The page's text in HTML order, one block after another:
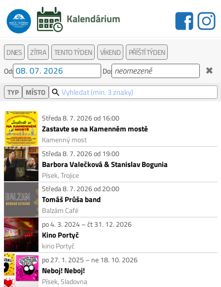
Kalendárium
DNES ZÍTRA TENTO TÝDEN VÍKEND
PŘÍŠTÍ TÝDEN
Od:
Do: ✖
TYP MÍSTO
Středa 8. 7. 2026 od 16:00
Zastavte se na Kamenném mostě
Kamenný most
Středa 8. 7. 2026 od 19:00
Barbora Valečková & Stanislav Bogunia
Písek, Trojice
Středa 8. 7. 2026 od 20:00
Tomáš Průša band
Balzám Café
po 4. 3. 2024 – čt 31. 12. 2026
Kino Portyč
kino Portyč
po 27. 1. 2025 – ne 18. 10. 2026
Neboj! Neboj!
Písek, Sladovna